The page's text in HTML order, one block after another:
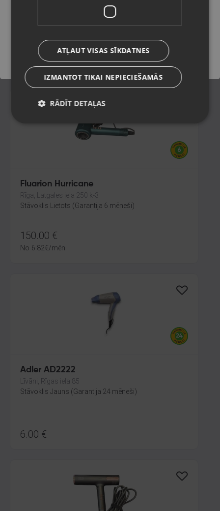
Stāvoklis Jauns (Garantija 24 mēneši)
10.00€
Fluarion Hurricane
Rīga, Latgales iela 250 k-3
Stāvoklis Lietots (Garantija 6 mēneši)
150.00 €
No 6.82€/mēn.
Adler AD2222
Līvāni, Rīgas iela 85
Stāvoklis Jauns (Garantija 24 mēneši)
6.00 €
Saglabāt
ATĻAUT VISAS SĪKDATNES
IZMANTOT TIKAI NEPIECIEŠAMĀS
RĀDĪT DETAĻAS